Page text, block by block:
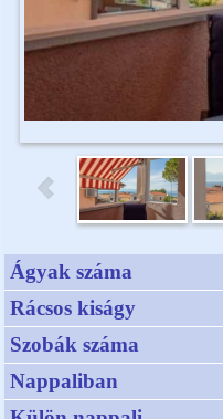
Ágyak száma
Rácsos kiságy
Szobák száma
Nappaliban